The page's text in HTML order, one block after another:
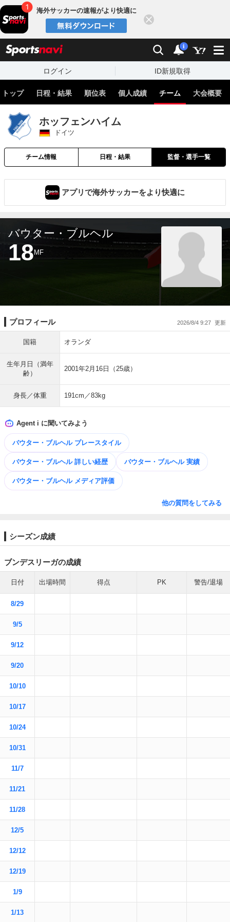
海外サッカーの速報がより快適に
検索 通知
i
ログイン ID新規取得
トップ 日程・結果 順位表 個人成績 チーム 大会概要
ホッフェンハイム
ドイツ
チーム情報 日程・結果 監督・選手一覧
アプリで海外サッカーをより快適に
バウター・ブルヘル
18 MF
プロフィール 2026/8/4 9:27
国籍 オランダ
生年月日（満年
齢）
2001年2月16日（25歳）
身長／体重 191cm／83kg
Agent i に聞いてみよう
バウター・ブルヘル プレースタイル
バウター・ブルヘル 詳しい経歴 バウター・ブルヘル 実績
バウター・ブルヘル メディア評価
他の質問をしてみる
シーズン成績
ブンデスリーガの成績
日付 出場時間 得点 PK 警告/退場
8/29
9/5
9/12
9/20
10/10
10/17
10/24
10/31
11/7
11/21
11/28
12/5
12/12
12/19
1/9
1/13